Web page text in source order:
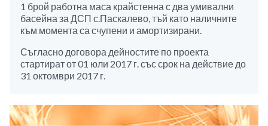
1 брой работна маса крайстенна с два умивални
басейна за ДСП с.Паскалево, тъй като наличните
към момента са счупени и амортизирани.
Съгласно договора дейностите по проекта
стартират от 01 юли 2017 г. със срок на действие до
31 октомври 2017 г.